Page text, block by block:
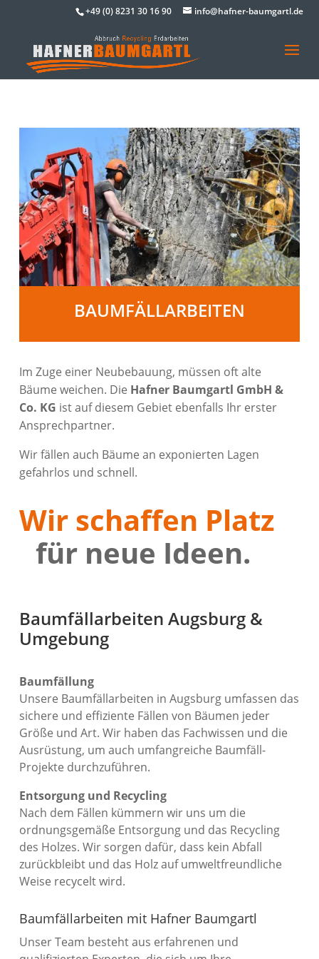
+49 (0) 8231 30 16 90 info@hafner-baumgartl.de
BAUMFÄLLARBEITEN
Im Zuge einer Neubebauung, müssen oft alte
Bäume weichen. Die Hafner Baumgartl GmbH &
Co. KG ist auf diesem Gebiet ebenfalls Ihr erster
Ansprechpartner.
Wir fällen auch Bäume an exponierten Lagen
gefahrlos und schnell.
Wir schaffen Platz
für neue Ideen.
Baumfällarbeiten Augsburg &
Umgebung
Baumfällung
Unsere Baumfällarbeiten in Augsburg umfassen das
sichere und effiziente Fällen von Bäumen jeder
Größe und Art. Wir haben das Fachwissen und die
Ausrüstung, um auch umfangreiche Baumfäll-
Projekte durchzuführen.
Entsorgung und Recycling
Nach dem Fällen kümmern wir uns um die
ordnungsgemäße Entsorgung und das Recycling
des Holzes. Wir sorgen dafür, dass kein Abfall
zurückbleibt und das Holz auf umweltfreundliche
Weise recycelt wird.
Baumfällarbeiten mit Hafner Baumgartl
Unser Team besteht aus erfahrenen und